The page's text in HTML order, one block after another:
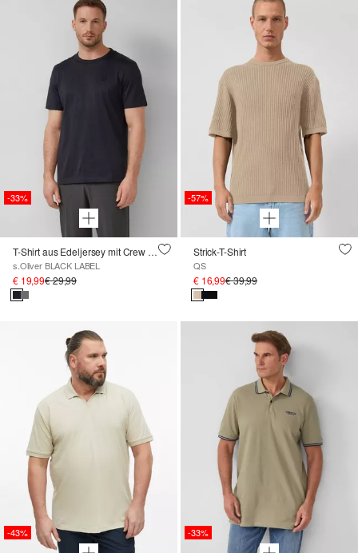
-33%
T-Shirt aus Edeljersey mit Crew Neck
s.Oliver BLACK LABEL
€ 19,99€ 29,99
-57%
Strick-T-Shirt
QS
€ 16,99€ 39,99
-43% -33%